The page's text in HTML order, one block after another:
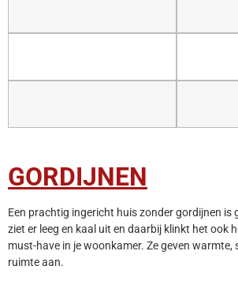
GORDIJNEN
Een prachtig ingericht huis zonder gordijnen is
ziet er leeg en kaal uit en daarbij klinkt het ook
must-have in je woonkamer. Ze geven warmte,
ruimte aan.